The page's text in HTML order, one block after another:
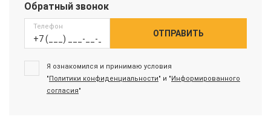
Обратный звонок
Телефон
ОТПРАВИТЬ
Я ознакомился и принимаю условия
"Политики конфиденциальности" и "Информированного
согласия"